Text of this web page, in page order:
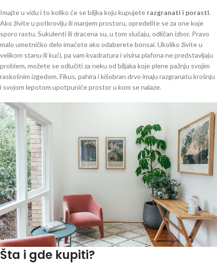
Imajte u vidu i to koliko će se biljka koju kupujete razgranati i porasti.
Ako živite u potkrovlju ili manjem prostoru, opredelite se za one koje
sporo rastu. Sukulenti ili dracena su, u tom slučaju, odličan izbor. Pravo
malo umetničko delo imaćete ako odaberete bonsai. Ukoliko živite u
velikom stanu ili kući, pa vam kvadratura i visina plafona ne predstavljaju
problem, možete se odlučiti za neku od biljaka koje plene pažnju svojim
raskošnim izgedom. Fikus, pahira i kišobran drvo imaju razgranatu krošnju
i svojom lepotom upotpuniće prostor u kom se nalaze.
Šta i gde kupiti?